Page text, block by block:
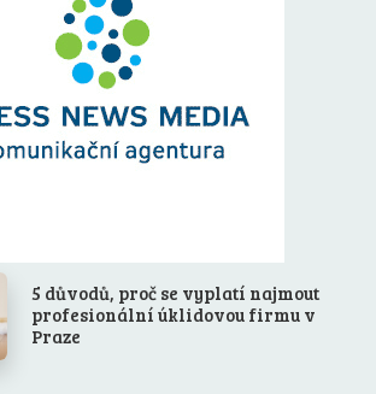
5 důvodů, proč se vyplatí najmout
profesionální úklidovou firmu v
Praze